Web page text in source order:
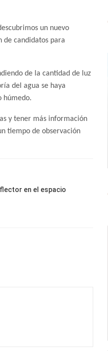
un nuevo
de candidatos para
de la cantidad de luz
del agua se haya
húmedo.
y tener más información
tiempo de observación
en el espacio